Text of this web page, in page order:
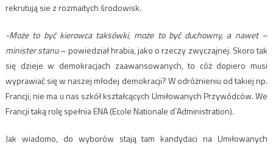
rekrutują sie z rozmaitych środowisk.
-Może to być kierowca taksówki, może to być duchowny, a nawet –
minister stanu– powiedział hrabia, jako o rzeczy zwyczajnej. Skoro tak
się dzieje w demokracjach zaawansowanych, to cóż dopiero musi
wyprawiać się w naszej młodej demokracji? W odróżnieniu od takiej np.
Francji, nie ma u nas szkół kształcących Umiłowanych Przywódców. We
Francji taką rolę spełnia ENA (Ecole Nationale d`Administration).
Jak wiadomo, do wyborów stają tam kandydaci na Umiłowanych